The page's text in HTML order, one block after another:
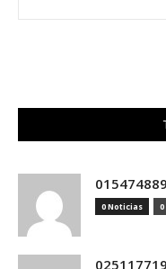
0 Noticias